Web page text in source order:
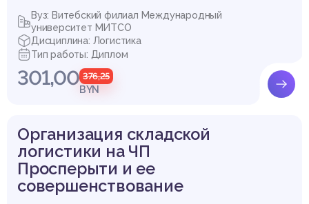
Вуз: Витебский филиал Международный
университет МИТСО
Дисциплина: Логистика
Тип работы: Диплом
301,00 376,25
BYN
Организация складской
логистики на ЧП
Просперыти и ее
совершенствование